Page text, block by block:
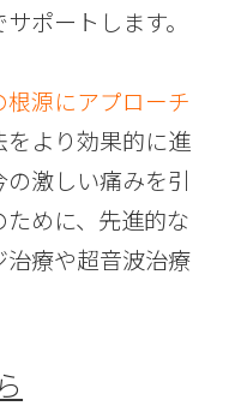
ポートします。
根源にアプローチ
より効果的に進
激しい痛みを引
めに、先進的な
療や超音波治療